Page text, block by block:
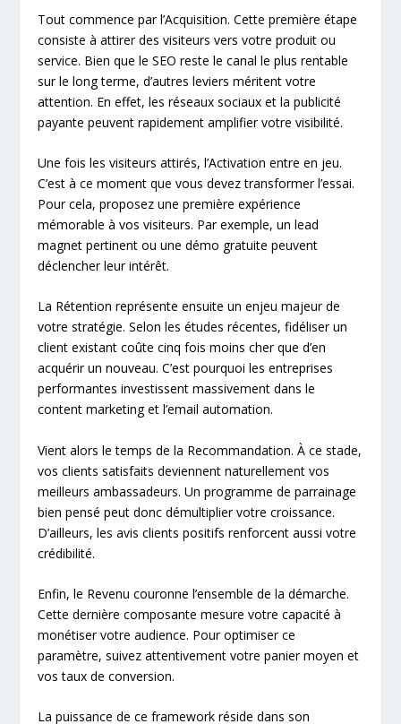
Tout commence par l’Acquisition. Cette première étape
consiste à attirer des visiteurs vers votre produit ou
service. Bien que le SEO reste le canal le plus rentable
sur le long terme, d’autres leviers méritent votre
attention. En effet, les réseaux sociaux et la publicité
payante peuvent rapidement amplifier votre visibilité.
Une fois les visiteurs attirés, l’Activation entre en jeu.
C’est à ce moment que vous devez transformer l’essai.
Pour cela, proposez une première expérience
mémorable à vos visiteurs. Par exemple, un lead
magnet pertinent ou une démo gratuite peuvent
déclencher leur intérêt.
La Rétention représente ensuite un enjeu majeur de
votre stratégie. Selon les études récentes, fidéliser un
client existant coûte cinq fois moins cher que d’en
acquérir un nouveau. C’est pourquoi les entreprises
performantes investissent massivement dans le
content marketing et l’email automation.
Vient alors le temps de la Recommandation. À ce stade,
vos clients satisfaits deviennent naturellement vos
meilleurs ambassadeurs. Un programme de parrainage
bien pensé peut donc démultiplier votre croissance.
D’ailleurs, les avis clients positifs renforcent aussi votre
crédibilité.
Enfin, le Revenu couronne l’ensemble de la démarche.
Cette dernière composante mesure votre capacité à
monétiser votre audience. Pour optimiser ce
paramètre, suivez attentivement votre panier moyen et
vos taux de conversion.
La puissance de ce framework réside dans son